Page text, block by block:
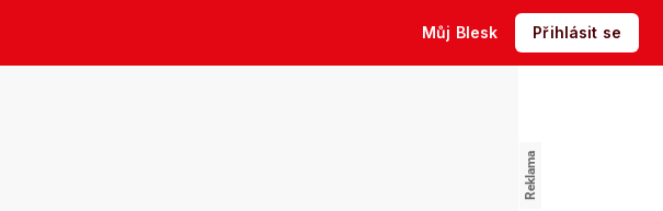
Můj Blesk Přihlásit se